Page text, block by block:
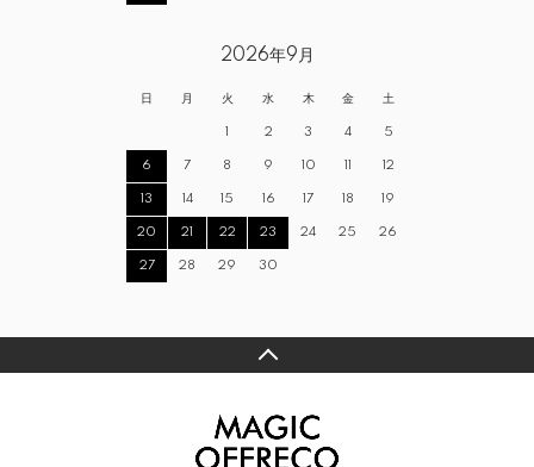
2026年9月
日 月 火 水 木 金 土
1 2 3 4 5
6 7 8 9 10 11 12
13 14 15 16 17 18 19
20 21 22 23 24 25 26
27 28 29 30